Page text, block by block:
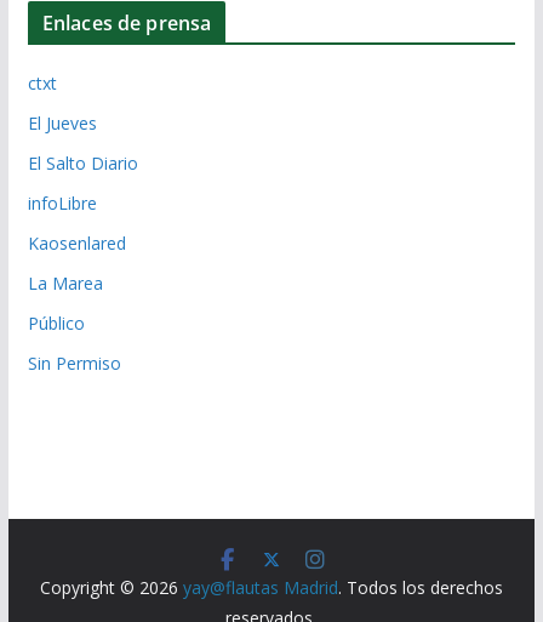
Enlaces de prensa
ctxt
El Jueves
El Salto Diario
infoLibre
Kaosenlared
La Marea
Público
Sin Permiso
Copyright © 2026 yay@flautas Madrid. Todos los derechos